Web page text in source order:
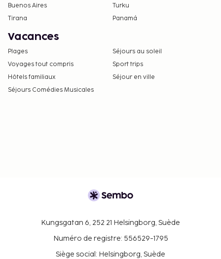
Buenos Aires
Turku
Tirana
Panamá
Vacances
Plages
Séjours au soleil
Voyages tout compris
Sport trips
Hôtels familiaux
Séjour en ville
Séjours Comédies Musicales
Kungsgatan 6, 252 21 Helsingborg, Suède
Numéro de registre: 556529-1795
Siège social: Helsingborg, Suède